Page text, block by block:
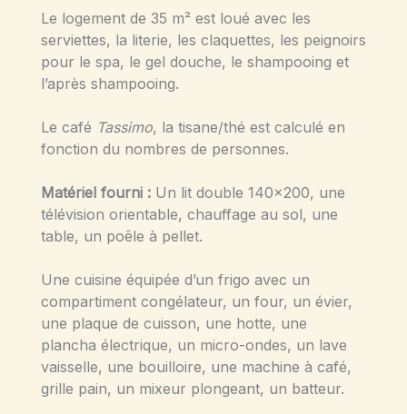
Le logement de 35 m² est loué avec les
serviettes, la literie, les claquettes, les peignoirs
pour le spa, le gel douche, le shampooing et
l’après shampooing.
Le café Tassimo, la tisane/thé est calculé en
fonction du nombres de personnes.
Matériel fourni : Un lit double 140×200, une
télévision orientable, chauffage au sol, une
table, un poêle à pellet.
Une cuisine équipée d’un frigo avec un
compartiment congélateur, un four, un évier,
une plaque de cuisson, une hotte, une
plancha électrique, un micro-ondes, un lave
vaisselle, une bouilloire, une machine à café,
grille pain, un mixeur plongeant, un batteur.